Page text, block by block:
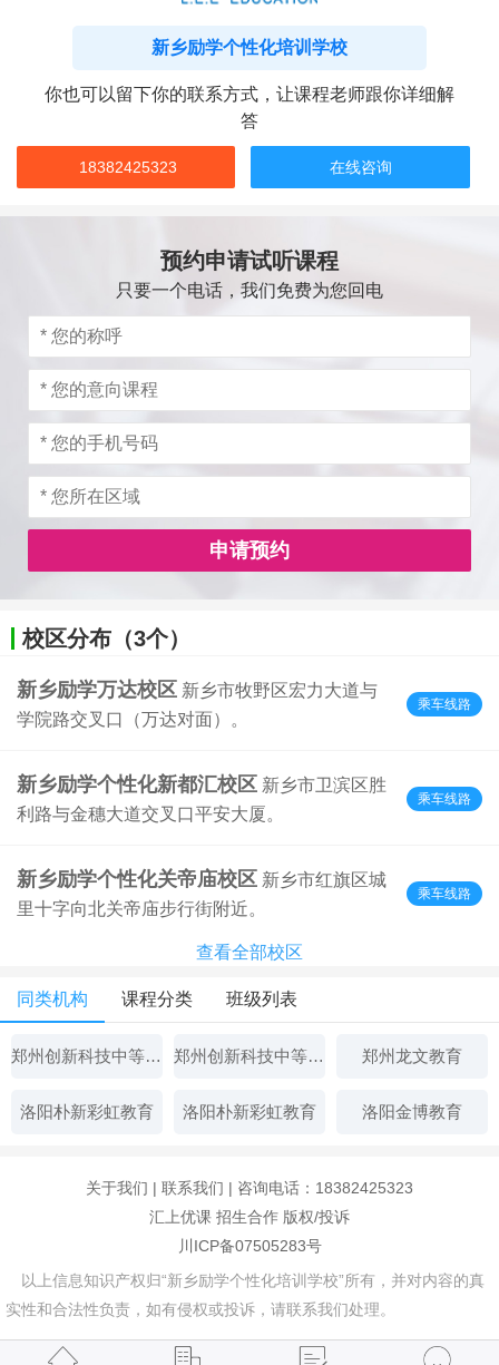
新乡励学个性化培训学校
你也可以留下你的联系方式，让课程老师跟你详细解
答
18382425323 在线咨询
预约申请试听课程
只要一个电话，我们免费为您回电
申请预约
校区分布（3个）
新乡励学万达校区 新乡市牧野区宏力大道与
学院路交叉口（万达对面）。
乘车线路
新乡励学个性化新都汇校区 新乡市卫滨区胜
利路与金穗大道交叉口平安大厦。
乘车线路
新乡励学个性化关帝庙校区 新乡市红旗区城
里十字向北关帝庙步行街附近。
乘车线路
查看全部校区
同类机构 课程分类 班级列表
郑州创新科技中等专业学校 郑州创新科技中等专业学校 郑州龙文教育
洛阳朴新彩虹教育 洛阳朴新彩虹教育 洛阳金博教育
关于我们 | 联系我们 | 咨询电话：18382425323
汇上优课 招生合作 版权/投诉
川ICP备07505283号
以上信息知识产权归“新乡励学个性化培训学校”所有，并对内容的真
实性和合法性负责，如有侵权或投诉，请联系我们处理。